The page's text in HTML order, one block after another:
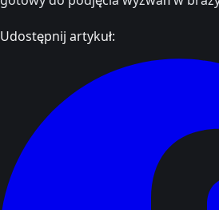
Udostępnij artykuł: